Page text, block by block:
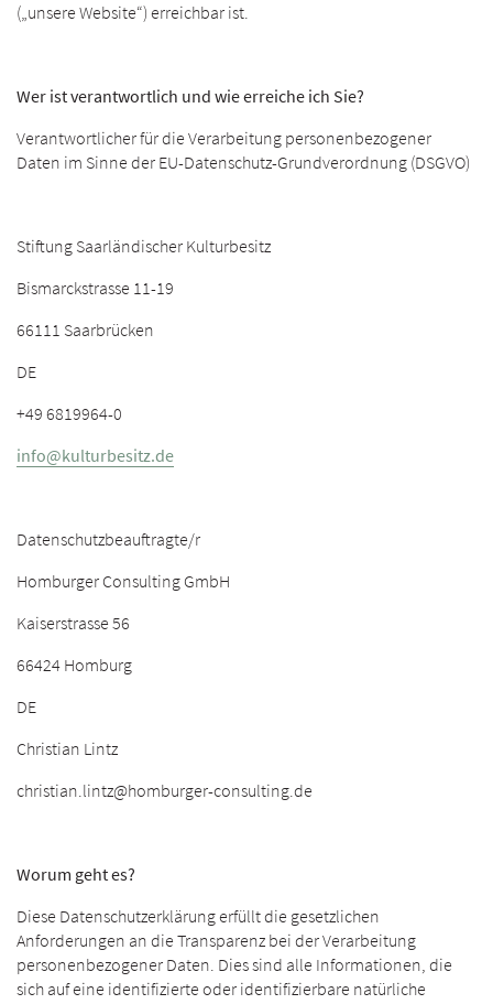
(„unsere Website“) erreichbar ist.
Wer ist verantwortlich und wie erreiche ich Sie?
Verantwortlicher für die Verarbeitung personenbezogener
Daten im Sinne der EU-Datenschutz-Grundverordnung (DSGVO)
Stiftung Saarländischer Kulturbesitz
Bismarckstrasse 11-19
66111 Saarbrücken
DE
+49 6819964-0
info@kulturbesitz.de
Datenschutzbeauftragte/r
Homburger Consulting GmbH
Kaiserstrasse 56
66424 Homburg
DE
Christian Lintz
christian.lintz@homburger-consulting.de
Worum geht es?
Diese Datenschutzerklärung erfüllt die gesetzlichen
Anforderungen an die Transparenz bei der Verarbeitung
personenbezogener Daten. Dies sind alle Informationen, die
sich auf eine identifizierte oder identifizierbare natürliche